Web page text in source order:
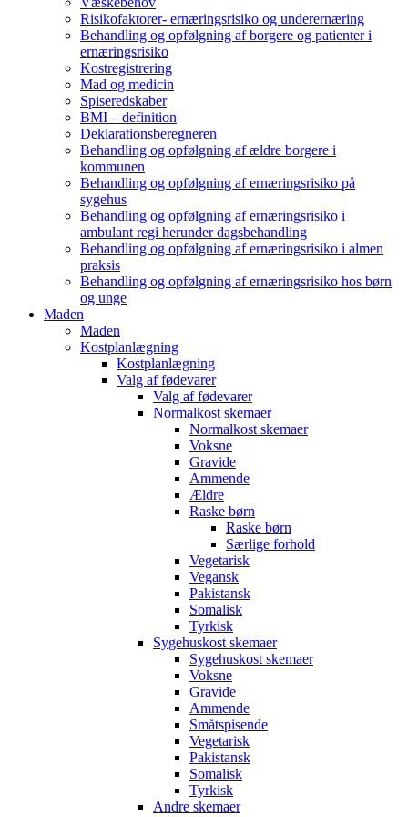
Risikofaktorer- ernæringsrisiko og underernæring
Behandling og opfølgning af borgere og patienter i
ernæringsrisiko
Kostregistrering
Mad og medicin
Spiseredskaber
BMI – definition
Deklarationsberegneren
Behandling og opfølgning af ældre borgere i
kommunen
Behandling og opfølgning af ernæringsrisiko på
sygehus
Behandling og opfølgning af ernæringsrisiko i
ambulant regi herunder dagsbehandling
Behandling og opfølgning af ernæringsrisiko i almen
praksis
Behandling og opfølgning af ernæringsrisiko hos børn
og unge
Maden
Maden
Kostplanlægning
Kostplanlægning
Valg af fødevarer
Valg af fødevarer
Normalkost skemaer
Normalkost skemaer
Voksne
Gravide
Ammende
Ældre
Raske børn
Raske børn
Særlige forhold
Vegetarisk
Vegansk
Pakistansk
Somalisk
Tyrkisk
Sygehuskost skemaer
Sygehuskost skemaer
Voksne
Gravide
Ammende
Småtspisende
Vegetarisk
Pakistansk
Somalisk
Tyrkisk
Andre skemaer